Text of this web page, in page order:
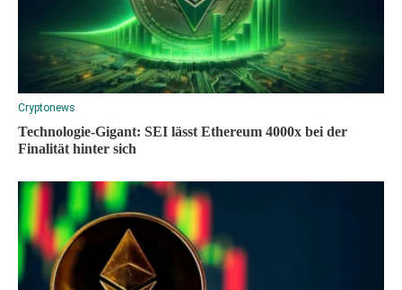
Cryptonews
Technologie-Gigant: SEI lässt Ethereum 4000x bei der
Finalität hinter sich